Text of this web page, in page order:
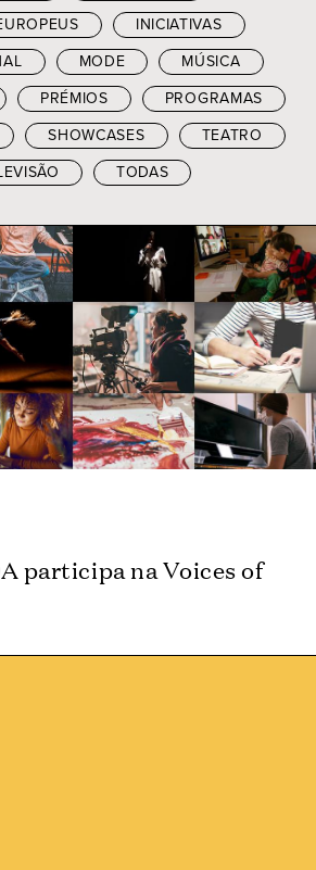
INICIATIVAS
MODE
MÚSICA
PRÉMIOS
PROGRAMAS
SHOWCASES
TEATRO
TODAS
participa na Voices of